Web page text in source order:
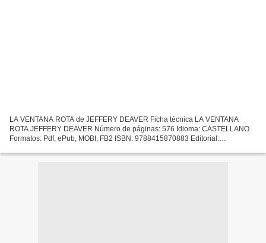
LA VENTANA ROTA de JEFFERY DEAVER Ficha técnica LA VENTANA
ROTA JEFFERY DEAVER Número de páginas: 576 Idioma: CASTELLANO
Formatos: Pdf, ePub, MOBI, FB2 ISBN: 9788415870883 Editorial:
gratuita...